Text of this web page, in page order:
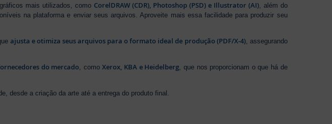
mais utilizados, como CorelDRAW (CDR), Photoshop (PSD) e Illustrator (AI), além do
na plataforma e enviar seus arquivos. Aproveite mais essa facilidade para produzir seu
ajusta e otimiza seus arquivos para o formato ideal de produção (PDF/X-4), assegurando
do mercado, comoXerox, KBA e Heidelberg, que nos proporcionam o que há de
desde a criação da arte até a entrega do produto final.